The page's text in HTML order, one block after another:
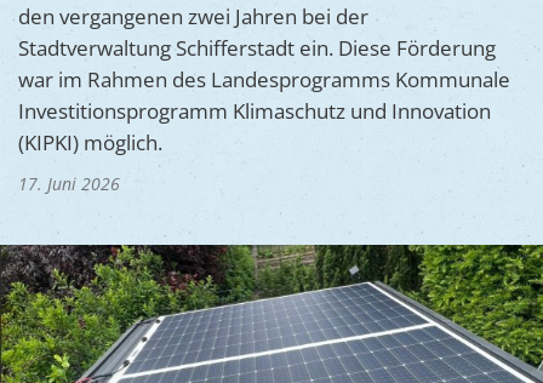
den vergangenen zwei Jahren bei der
Stadtverwaltung Schifferstadt ein. Diese Förderung
war im Rahmen des Landesprogramms Kommunale
Investitionsprogramm Klimaschutz und Innovation
(KIPKI) möglich.
17. Juni 2026